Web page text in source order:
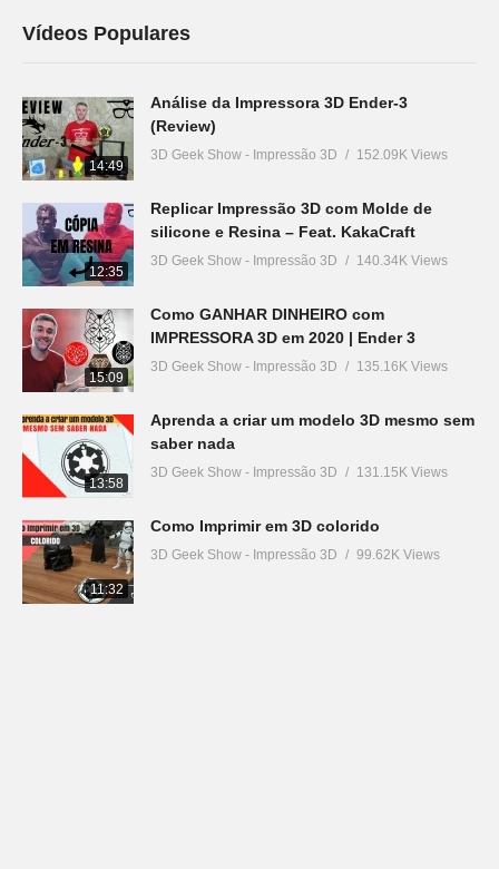
Vídeos Populares
14:49
Análise da Impressora 3D Ender-3
(Review)
3D Geek Show - Impressão 3D 152.09K Views
12:35
Replicar Impressão 3D com Molde de
silicone e Resina – Feat. KakaCraft
3D Geek Show - Impressão 3D 140.34K Views
15:09
Como GANHAR DINHEIRO com
IMPRESSORA 3D em 2020 | Ender 3
3D Geek Show - Impressão 3D 135.16K Views
13:58
Aprenda a criar um modelo 3D mesmo sem
saber nada
3D Geek Show - Impressão 3D 131.15K Views
11:32
Como Imprimir em 3D colorido
3D Geek Show - Impressão 3D 99.62K Views